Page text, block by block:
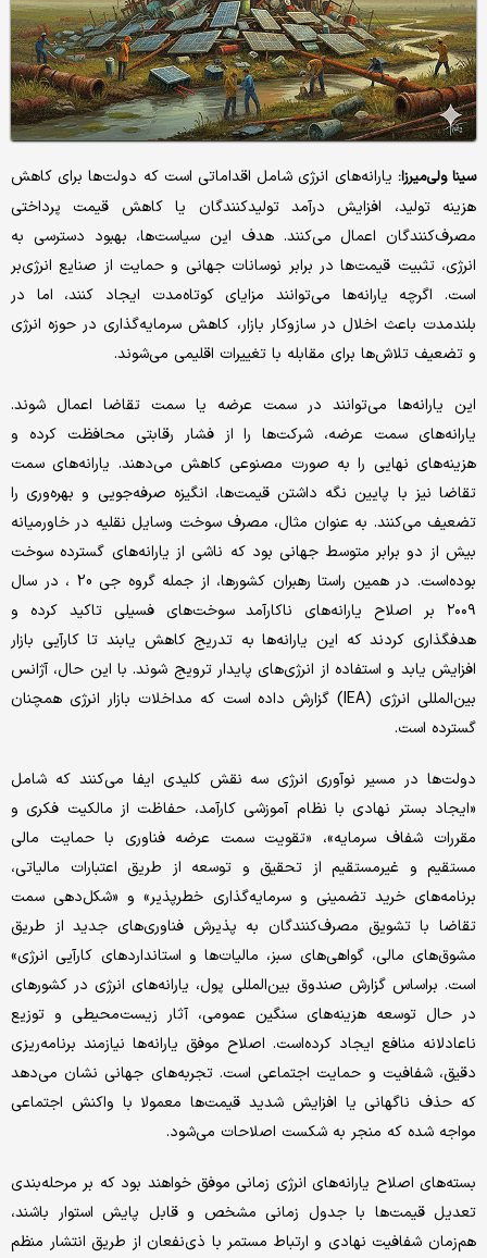
سینا ولی‌میرزا: یارانه‌های انرژی شامل اقداماتی است که دولت‌ها برای کاهش
هزینه تولید، افزایش درآمد تولیدکنندگان یا کاهش قیمت پرداختی
مصرف‌کنندگان اعمال می‌کنند. هدف این سیاست‌ها، بهبود دسترسی به
انرژی، تثبیت قیمت‌ها در برابر نوسانات جهانی و حمایت از صنایع انرژی‌بر
است. اگرچه یارانه‌ها می‌توانند مزایای کوتاه‌مدت ایجاد کنند، اما در
بلندمدت باعث اخلال در سازوکار بازار، کاهش سرمایه‌گذاری در حوزه انرژی
و تضعیف تلاش‌ها برای مقابله با تغییرات اقلیمی می‌شوند.
این یارانه‌ها می‌توانند در سمت عرضه یا سمت تقاضا اعمال شوند.
یارانه‌های سمت عرضه، شرکت‌ها را از فشار رقابتی محافظت کرده و
هزینه‌های نهایی را به صورت مصنوعی کاهش می‌دهند. یارانه‌های سمت
تقاضا نیز با پایین نگه داشتن قیمت‌ها، انگیزه صرفه‌جویی و بهره‌وری را
تضعیف می‌کنند. به عنوان مثال، مصرف سوخت وسایل نقلیه در خاورمیانه
بیش از دو برابر متوسط جهانی بود که ناشی از یارانه‌های گسترده سوخت
بوده‌است. در همین راستا رهبران کشورها، از جمله گروه جی 20 ، در سال
۲۰۰۹ بر اصلاح یارانه‌های ناکارآمد سوخت‌های فسیلی تاکید کرده و
هدفگذاری کردند که این یارانه‌ها به تدریج کاهش یابند تا کارآیی بازار
افزایش یابد و استفاده از انرژی‌های پایدار ترویج شوند. با این حال، آژانس
بین‌المللی انرژی (IEA) گزارش داده است که مداخلات بازار انرژی همچنان
گسترده است.
دولت‌ها در مسیر نوآوری انرژی سه نقش کلیدی ایفا می‌کنند که شامل
«ایجاد بستر نهادی با نظام آموزشی کارآمد، حفاظت از مالکیت فکری و
مقررات شفاف سرمایه»، «تقویت سمت عرضه فناوری با حمایت مالی
مستقیم و غیرمستقیم از تحقیق و توسعه از طریق اعتبارات مالیاتی،
برنامه‌های خرید تضمینی و سرمایه‌گذاری خطرپذیر» و «شکل‌دهی سمت
تقاضا با تشویق مصرف‌کنندگان به پذیرش فناوری‌های جدید از طریق
مشوق‌های مالی، گواهی‌های سبز، مالیات‌ها و استانداردهای کارآیی انرژی»
است. براساس گزارش صندوق بین‌المللی پول، یارانه‌های انرژی در کشورهای
در حال توسعه هزینه‌های سنگین عمومی، آثار زیست‌محیطی و توزیع
ناعادلانه منافع ایجاد کرده‌است. اصلاح موفق یارانه‌ها نیازمند برنامه‌ریزی
دقیق، شفافیت و حمایت اجتماعی است. تجربه‌های جهانی نشان می‌دهد
که حذف ناگهانی یا افزایش شدید قیمت‌ها معمولا با واکنش اجتماعی
مواجه شده که منجر به شکست اصلاحات می‌شود.
بسته‌های اصلاح یارانه‌های انرژی زمانی موفق خواهند بود که بر مرحله‌بندی
تعدیل قیمت‌ها با جدول زمانی مشخص و قابل پایش استوار باشند،
هم‌زمان شفافیت نهادی و ارتباط مستمر با ذی‌نفعان از طریق انتشار منظم